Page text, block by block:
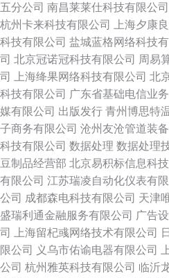
五分公司 南昌莱莱仕科技有限公司
杭州卡来科技有限公司
上海夕康
科技有限公司 盐城蓝格网络科技
司 北京冠诺冠科技有限公司 周易
司
上海绛果网络科技有限公司 北
科技有限公司 广东省基础电信业务
媒有限公司 出版发行 青州博思特
子商务有限公司 沧州友沧管道装
科技有限公司 数据处理 数据处理
豆制品经营部 北京易积标信息科
有限公司 江苏瑞凌自动化仪表有限
公司 成都森电科技有限公司 天津
盛瑞利通金融服务有限公司 广告
司
上海留杞彧网络技术有限公司
限公司
义乌市佑谕电器有限公司
公司 杭州雅英科技有限公司 临沂